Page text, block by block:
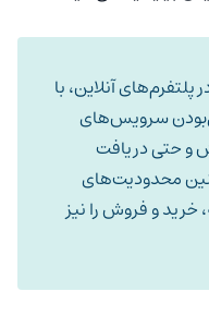
آنلاین، با
سرویس‌های
و حتی دریافت
محدودیت‌های
و فروش را نیز